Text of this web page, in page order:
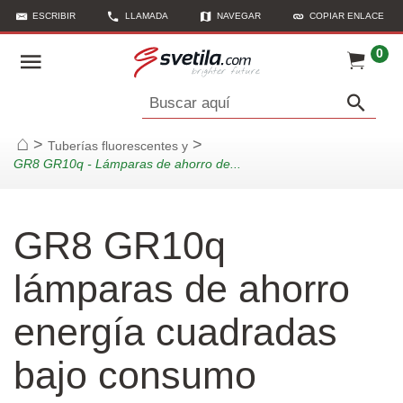
ESCRIBIR LLAMADA NAVEGAR COPIAR ENLACE
0
Buscar aquí
Página de inicio
> Tuberías fluorescentes y >
GR8 GR10q - Lámparas de ahorro de...
GR8 GR10q
lámparas de ahorro
energía cuadradas
bajo consumo